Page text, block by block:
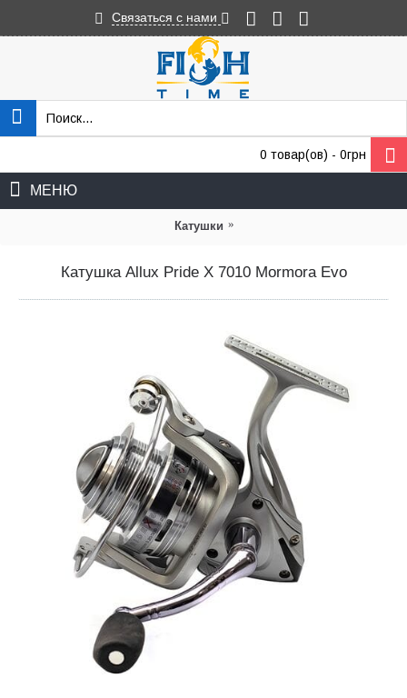
Связаться с нами
0 товар(ов) - 0грн
МЕНЮ
Катушки
Катушка Allux Pride X 7010 Mormora Evo